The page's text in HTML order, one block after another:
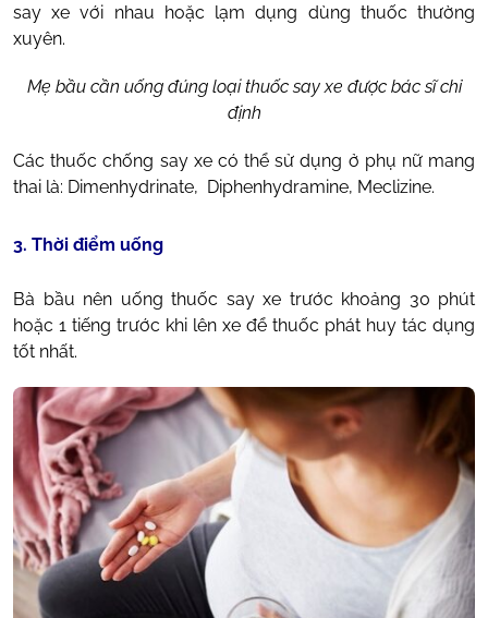
say xe với nhau hoặc lạm dụng dùng thuốc thường
xuyên.
Mẹ bầu cần uống đúng loại thuốc say xe được bác sĩ chỉ
định
Các thuốc chống say xe có thể sử dụng ở phụ nữ mang
thai là: Dimenhydrinate, Diphenhydramine, Meclizine.
3. Thời điểm uống
Bà bầu nên uống thuốc say xe trước khoảng 30 phút
hoặc 1 tiếng trước khi lên xe để thuốc phát huy tác dụng
tốt nhất.